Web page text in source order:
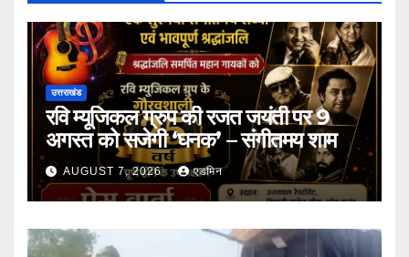
उत्तराखंड
रवि म्यूजिकल ग्रुप की रजत जयंती पर 9
अगस्त को सजेगी ‘घनक’ – संगीतमय शाम
AUGUST 7, 2026 एडमिन